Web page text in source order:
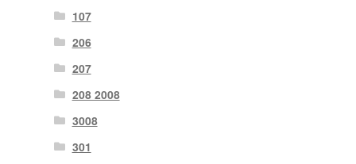
107
206
207
208 2008
3008
301